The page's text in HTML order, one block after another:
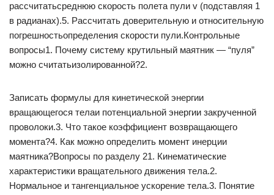
рассчитатьсреднюю скорость полета пули v (подставляя 1
в радианах).5. Рассчитать доверительную и относительную
погрешностьопределения скорости пули.Контрольные
вопросы1. Почему систему крутильный маятник — “пуля”
можно считатьизолированной?2.
Записать формулы для кинетической энергии
вращающегося телаи потенциальной энергии закрученной
проволоки.3. Что такое коэффициент возвращающего
момента?4. Как можно определить момент инерции
маятника?Вопросы по разделу 21. Кинематические
характеристики вращательного движения тела.2.
Нормальное и тангенциальное ускорение тела.3. Понятие